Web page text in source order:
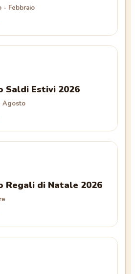
- Febbraio
Saldi Estivi 2026
Agosto
Regali di Natale 2026